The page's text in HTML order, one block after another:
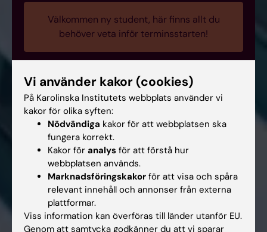
Välkommen ny student, här finns allt du
behöver veta inför terminsstarten!
Vi använder kakor (cookies)
På Karolinska Institutets webbplats använder vi
kakor för olika syften:
Nödvändiga kakor för att webbplatsen ska
fungera korrekt.
Kakor för analys för att förstå hur
webbplatsen används.
Marknadsföringskakor för att visa och spåra
relevant innehåll och annonser från externa
plattformar.
Viss information kan överföras till länder utanför EU.
Genom att samtycka godkänner du att vi sparar